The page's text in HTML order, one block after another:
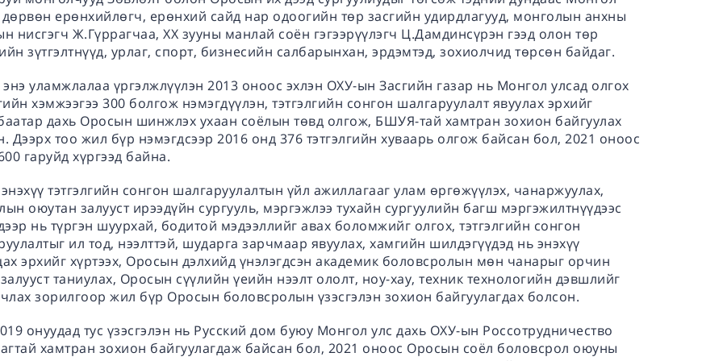
ерөнхийлөгч, ерөнхий сайд нар одоогийн төр засгийн удирдлагууд, монголын анхны
нисгэгч Ж.Гүррагчаа, XX зууны манлай соён гэгээрүүлэгч Ц.Дамдинсүрэн гээд олон төр
зүтгэлтнүүд, урлаг, спорт, бизнесийн салбарынхан, эрдэмтэд, зохиолчид төрсөн байдаг.
энэ уламжлалаа үргэлжлүүлэн 2013 оноос эхлэн ОХУ-ын Засгийн газар нь Монгол улсад олгох
хэмжээгээ 300 болгож нэмэгдүүлэн, тэтгэлгийн сонгон шалгаруулалт явуулах эрхийг
дахь Оросын шинжлэх ухаан соёлын төвд олгож, БШУЯ-тай хамтран зохион байгуулах
Дээрх тоо жил бүр нэмэгдсээр 2016 онд 376 тэтгэлгийн хуваарь олгож байсан бол, 2021 оноос
гаруйд хүргээд байна.
тэтгэлгийн сонгон шалгаруулалтын үйл ажиллагааг улам өргөжүүлэх, чанаржуулах,
оюутан залууст ирээдүйн сургууль, мэргэжлээ тухайн сургуулийн багш мэргэжилтнүүдээс
нь түргэн шуурхай, бодитой мэдээллийг авах боломжийг олгох, тэтгэлгийн сонгон
ил тод, нээлттэй, шударга зарчмаар явуулах, хамгийн шилдэгүүдэд нь энэхүү
эрхийг хүртээх, Оросын дэлхийд үнэлэгдсэн академик боловсролын мөн чанарыг орчин
таниулах, Оросын сүүлийн үеийн нээлт ололт, ноу-хау, техник технологийн дэвшлийг
зорилгоор жил бүр Оросын боловсролын үзэсгэлэн зохион байгуулагдах болсон.
онуудад тус үзэсгэлэн нь Русский дом буюу Монгол улс дахь ОХУ-ын Россотрудничество
хамтран зохион байгуулагдаж байсан бол, 2021 оноос Оросын соёл боловсрол оюуны